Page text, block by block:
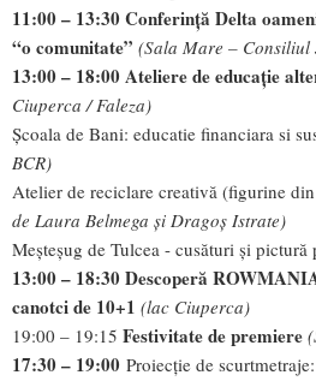
11:00 – 13:30 Conferință Delta
“o comunitate” (Sala Mare – Consiliul
13:00 – 18:00 Ateliere de educație
Ciuperca / Faleza)
Școala de Bani: educatie financiara si
BCR)
Atelier de reciclare creativă (figurine
de Laura Belmega și Dragoș Istrate)
Meșteșug de Tulcea - cusături și pictură
13:00 – 18:30 Descoperă ROW
canotci de 10+1 (lac Ciuperca)
19:00 – 19:15 Festivitate de premiere
17:30– 19:00 Proiecție de scurtmetraje: